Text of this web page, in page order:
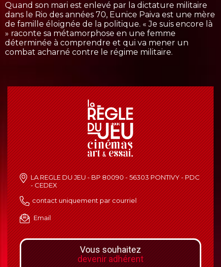
Quand son mari est enlevé par la dictature militaire
dans le Rio des années 70, Eunice Paiva est une mère
de famille éloignée de la politique. « Je suis encore là
» raconte sa métamorphose en une femme
déterminée à comprendre et qui va mener un
combat acharné contre le régime militaire.
LA REGLE DU JEU - BP 80090 - 56303 PONTIVY - PDC
- CEDEX
contact uniquement par courriel
Email
Vous souhaitez
devenir adhérent